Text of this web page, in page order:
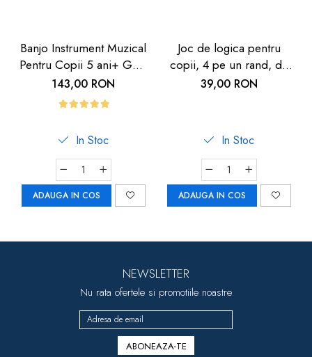
Banjo Instrument Muzical
Pentru Copii 5 ani+ Goki
| Carboysafety
143,00 RON
In Stoc
ADAUGA IN COS
Joc de logica pentru
copii, 4 pe un rand, de
lemn, Goki
39,00 RON
In Stoc
ADAUGA IN COS
NEWSLETTER
Nu rata ofertele si promotiile noastre